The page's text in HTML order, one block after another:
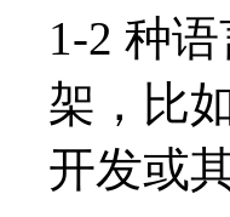
1-2 种
架，比
开发或